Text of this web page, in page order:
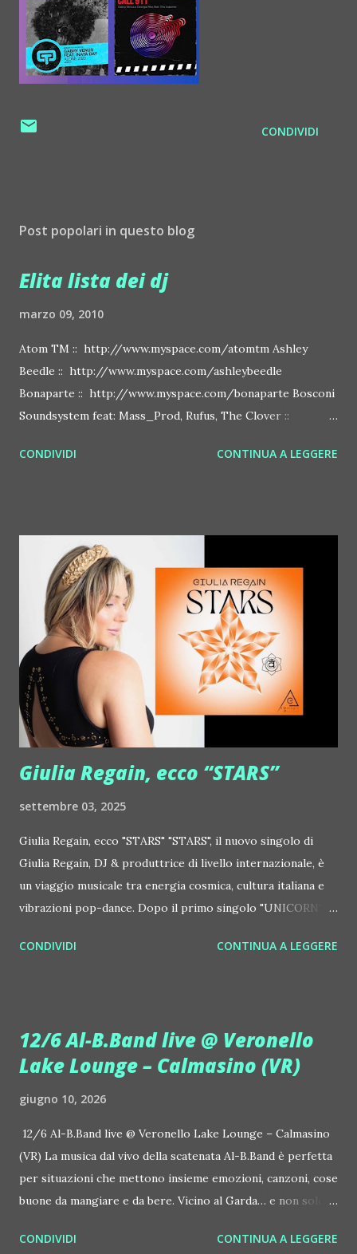
CONDIVIDI
Post popolari in questo blog
Elita lista dei dj
marzo 09, 2010
Atom TM :: http://www.myspace.com/atomtm Ashley
Beedle :: http://www.myspace.com/ashleybeedle
Bonaparte :: http://www.myspace.com/bonaparte Bosconi
Soundsystem feat: Mass_Prod, Rufus, The Clover ::
http://www.myspace.com/benderbyetone Chapelier Fou ::
Deian :: http://www.myspace.com/deiansong Dixon ::
http://www.myspace.com/justdixon Frivolous ::
http://www.myspace.com/frivolouslive Frost ::
http://www.myspace.com/frostnorway Gonzales ::
http://www.myspace.com/gonzpiration Italian Laptop
Orchestra feat. Alessio Bertallot Jimmy Edgar ::
http://www.myspace.com/colorstrip Jon Hopkins ::
http://www.myspace.com/jonhopkins Le Luci della
Centrale Elettrica Loco Dice ::
http://www.myspace.com/locod...
CONDIVIDI CONTINUA A LEGGERE
Giulia Regain, ecco “STARS”
settembre 03, 2025
Giulia Regain, ecco "STARS" "STARS", il nuovo singolo di
Giulia Regain, DJ & produttrice di livello internazionale, è
un viaggio musicale tra energia cosmica, cultura italiana e
vibrazioni pop-dance. Dopo il primo singolo "UNICORN",
seconda release intitolata "STARS", interpretata dalla voce
tra Giulia Regain e Dhany, già insieme in precedenti
produzioni come "My Memories" (Universal) e "We Are
connessione universale: un invito a riscoprire la nostra
natura di starseed, figli delle stelle, capaci di portare luce,
creatività ed empatia nel mondo. Con "STARS" Giulia Regain
porta avanti la sua visione musicale che fonde dance
internazionale, a...
CONDIVIDI CONTINUA A LEGGERE
12/6 Al-B.Band live @ Veronello
Lake Lounge – Calmasino (VR)
giugno 10, 2026
12/6 Al-B.Band live @ Veronello Lake Lounge – Calmasino
(VR) La musica dal vivo della scatenata Al-B.Band è perfetta
per situazioni che mettono insieme emozioni, canzoni, cose
buone da mangiare e da bere. Vicino al Garda… e non solo. Il
Calmasino (VR, Via Veronello 7), al fresco. Si ascolta anche la
CONDIVIDI CONTINUA A LEGGERE